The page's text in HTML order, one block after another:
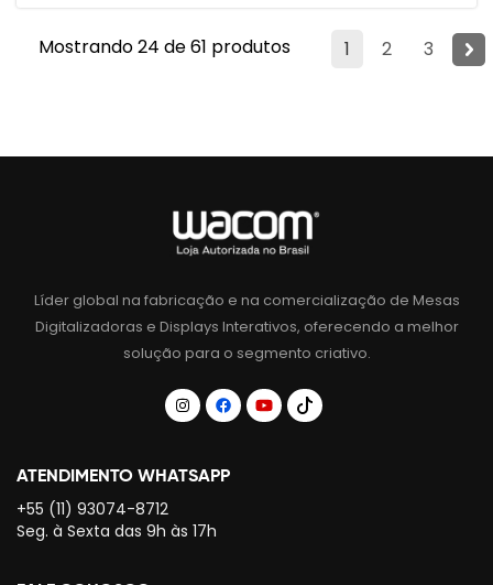
1 2 3
Mostrando 24 de 61 produtos
Líder global na fabricação e na comercialização de Mesas
Digitalizadoras e Displays Interativos, oferecendo a melhor
solução para o segmento criativo.
ATENDIMENTO WHATSAPP
+55 (11) 93074-8712
Seg. à Sexta das 9h às 17h